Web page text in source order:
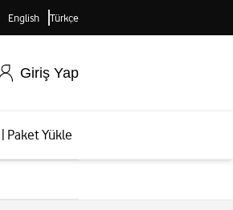
English Türkçe
Giriş Yap
Paket Yükle